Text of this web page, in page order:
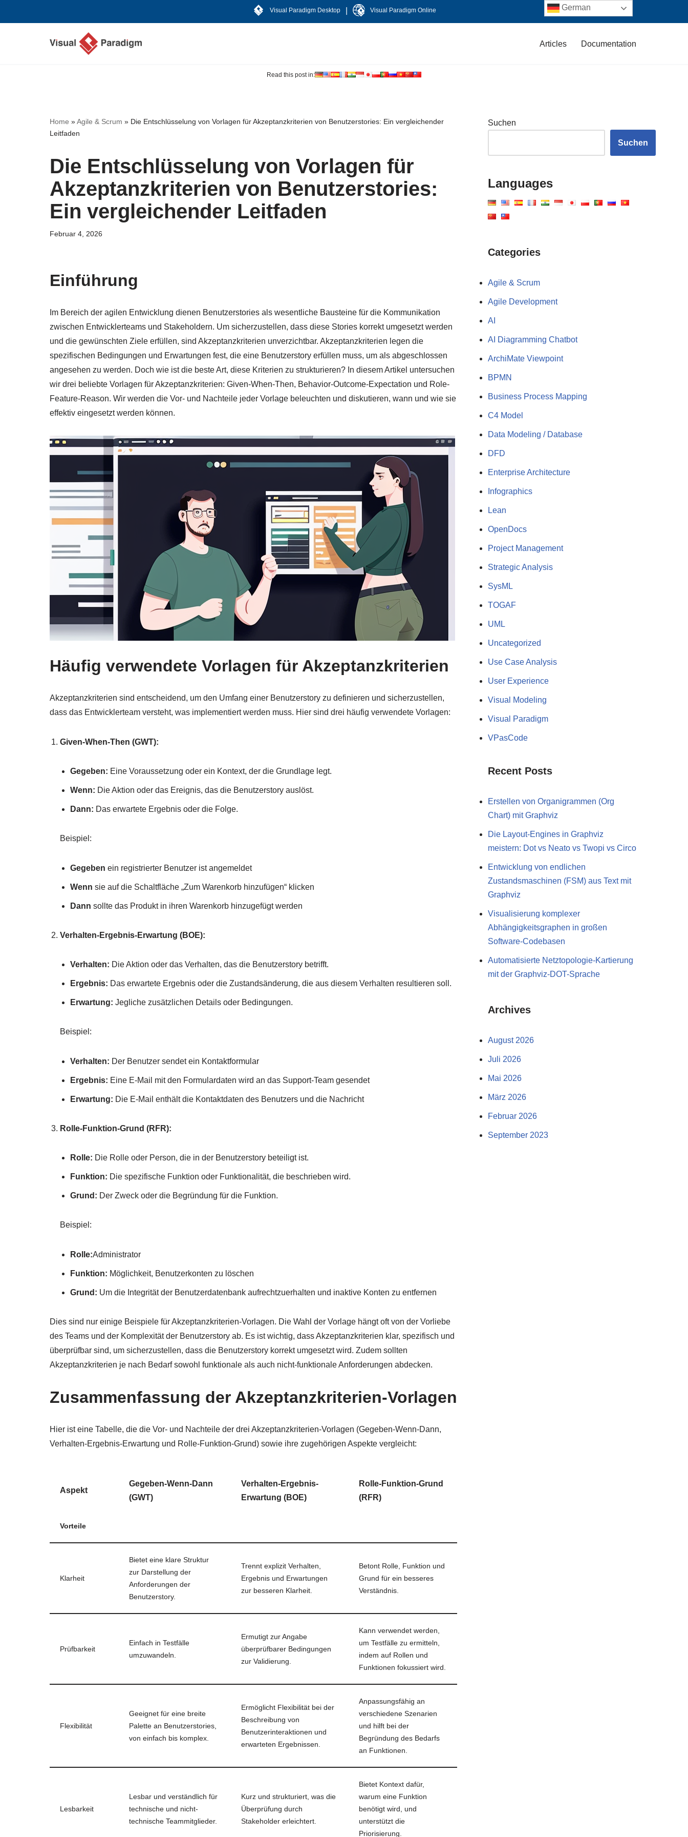
Visual Paradigm Desktop Visual Paradigm Online
Articles Documentation
Read this post in:
Home »Agile & Scrum » Die Entschlüsselung von Vorlagen für Akzeptanzkriterien von Benutzerstories: Ein vergleichender
Leitfaden
Die Entschlüsselung von Vorlagen für
Akzeptanzkriterien von Benutzerstories:
Ein vergleichender Leitfaden
Februar 4, 2026
Einführung
Im Bereich der agilen Entwicklung dienen Benutzerstories als wesentliche Bausteine für die Kommunikation
zwischen Entwicklerteams und Stakeholdern. Um sicherzustellen, dass diese Stories korrekt umgesetzt werden
und die gewünschten Ziele erfüllen, sind Akzeptanzkriterien unverzichtbar. Akzeptanzkriterien legen die
spezifischen Bedingungen und Erwartungen fest, die eine Benutzerstory erfüllen muss, um als abgeschlossen
angesehen zu werden. Doch wie ist die beste Art, diese Kriterien zu strukturieren? In diesem Artikel untersuchen
wir drei beliebte Vorlagen für Akzeptanzkriterien: Given-When-Then, Behavior-Outcome-Expectation und Role-
Feature-Reason. Wir werden die Vor- und Nachteile jeder Vorlage beleuchten und diskutieren, wann und wie sie
effektiv eingesetzt werden können.
Häufig verwendete Vorlagen für Akzeptanzkriterien
Akzeptanzkriterien sind entscheidend, um den Umfang einer Benutzerstory zu definieren und sicherzustellen,
dass das Entwicklerteam versteht, was implementiert werden muss. Hier sind drei häufig verwendete Vorlagen:
Given-When-Then (GWT):
Gegeben: Eine Voraussetzung oder ein Kontext, der die Grundlage legt.
Wenn: Die Aktion oder das Ereignis, das die Benutzerstory auslöst.
Dann: Das erwartete Ergebnis oder die Folge.
Beispiel:
Gegeben ein registrierter Benutzer ist angemeldet
Wenn sie auf die Schaltfläche „Zum Warenkorb hinzufügen“ klicken
Dann sollte das Produkt in ihren Warenkorb hinzugefügt werden
Verhalten-Ergebnis-Erwartung (BOE):
Verhalten: Die Aktion oder das Verhalten, das die Benutzerstory betrifft.
Ergebnis: Das erwartete Ergebnis oder die Zustandsänderung, die aus diesem Verhalten resultieren soll.
Erwartung: Jegliche zusätzlichen Details oder Bedingungen.
Beispiel:
Verhalten: Der Benutzer sendet ein Kontaktformular
Ergebnis: Eine E-Mail mit den Formulardaten wird an das Support-Team gesendet
Erwartung: Die E-Mail enthält die Kontaktdaten des Benutzers und die Nachricht
Rolle-Funktion-Grund (RFR):
Rolle: Die Rolle oder Person, die in der Benutzerstory beteiligt ist.
Funktion: Die spezifische Funktion oder Funktionalität, die beschrieben wird.
Grund: Der Zweck oder die Begründung für die Funktion.
Beispiel:
Rolle:Administrator
Funktion: Möglichkeit, Benutzerkonten zu löschen
Grund: Um die Integrität der Benutzerdatenbank aufrechtzuerhalten und inaktive Konten zu entfernen
Dies sind nur einige Beispiele für Akzeptanzkriterien-Vorlagen. Die Wahl der Vorlage hängt oft von der Vorliebe
des Teams und der Komplexität der Benutzerstory ab. Es ist wichtig, dass Akzeptanzkriterien klar, spezifisch und
überprüfbar sind, um sicherzustellen, dass die Benutzerstory korrekt umgesetzt wird. Zudem sollten
Akzeptanzkriterien je nach Bedarf sowohl funktionale als auch nicht-funktionale Anforderungen abdecken.
Zusammenfassung der Akzeptanzkriterien-Vorlagen
Hier ist eine Tabelle, die die Vor- und Nachteile der drei Akzeptanzkriterien-Vorlagen (Gegeben-Wenn-Dann,
Verhalten-Ergebnis-Erwartung und Rolle-Funktion-Grund) sowie ihre zugehörigen Aspekte vergleicht:
Aspekt
Gegeben-Wenn-Dann
(GWT)
Verhalten-Ergebnis-
Erwartung (BOE)
Rolle-Funktion-Grund
(RFR)
Vorteile
Klarheit
Bietet eine klare Struktur
zur Darstellung der
Anforderungen der
Benutzerstory.
Trennt explizit Verhalten,
Ergebnis und Erwartungen
zur besseren Klarheit.
Betont Rolle, Funktion und
Grund für ein besseres
Verständnis.
Prüfbarkeit
Einfach in Testfälle
umzuwandeln.
Ermutigt zur Angabe
überprüfbarer Bedingungen
zur Validierung.
Kann verwendet werden,
um Testfälle zu ermitteln,
indem auf Rollen und
Funktionen fokussiert wird.
Flexibilität
Geeignet für eine breite
Palette an Benutzerstories,
von einfach bis komplex.
Ermöglicht Flexibilität bei der
Beschreibung von
Benutzerinteraktionen und
erwarteten Ergebnissen.
Anpassungsfähig an
verschiedene Szenarien
und hilft bei der
Begründung des Bedarfs
an Funktionen.
Lesbarkeit
Lesbar und verständlich für
technische und nicht-
technische Teammitglieder.
Kurz und strukturiert, was die
Überprüfung durch
Stakeholder erleichtert.
Bietet Kontext dafür,
warum eine Funktion
benötigt wird, und
unterstützt die
Priorisierung.
Suchen
Suchen
Languages
Categories
Agile & Scrum
Agile Development
AI
AI Diagramming Chatbot
ArchiMate Viewpoint
BPMN
Business Process Mapping
C4 Model
Data Modeling / Database
DFD
Enterprise Architecture
Infographics
Lean
OpenDocs
Project Management
Strategic Analysis
SysML
TOGAF
UML
Uncategorized
Use Case Analysis
User Experience
Visual Modeling
Visual Paradigm
VPasCode
Recent Posts
Erstellen von Organigrammen (Org
Chart) mit Graphviz
Die Layout-Engines in Graphviz
meistern: Dot vs Neato vs Twopi vs Circo
Entwicklung von endlichen
Zustandsmaschinen (FSM) aus Text mit
Graphviz
Visualisierung komplexer
Abhängigkeitsgraphen in großen
Software-Codebasen
Automatisierte Netztopologie-Kartierung
mit der Graphviz-DOT-Sprache
Archives
August 2026
Juli 2026
Mai 2026
März 2026
Februar 2026
September 2023
German